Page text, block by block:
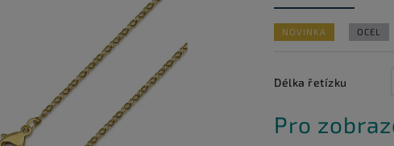
NOVINKA OCEL
Délka řetízku
Pro